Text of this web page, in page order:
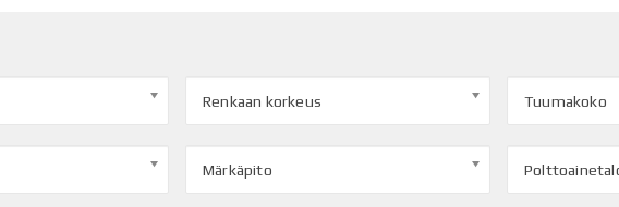
Renkaan korkeus Tuumakoko
Märkäpito